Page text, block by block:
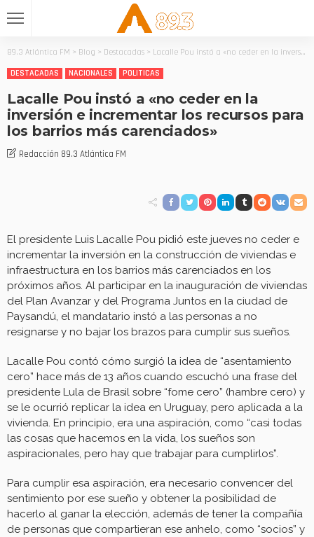
89.3 Atlántica FM > Blog > Destacadas > Lacalle Pou instó a «no ceder en la inversión e incrementar los recursos para los barrios más carenciados»
DESTACADAS
NACIONALES POLITICAS
Lacalle Pou instó a «no ceder en la
inversión e incrementar los recursos para
los barrios más carenciados»
Redacción 89.3 Atlántica FM
El presidente Luis Lacalle Pou pidió este jueves no ceder e
incrementar la inversión en la construcción de viviendas e
infraestructura en los barrios más carenciados en los
próximos años. Al participar en la inauguración de viviendas
del Plan Avanzar y del Programa Juntos en la ciudad de
Paysandú, el mandatario instó a las personas a no
resignarse y no bajar los brazos para cumplir sus sueños.
Lacalle Pou contó cómo surgió la idea de “asentamiento
cero” hace más de 13 años cuando escuchó una frase del
presidente Lula de Brasil sobre “fome cero” (hambre cero) y
se le ocurrió replicar la idea en Uruguay, pero aplicada a la
vivienda. En principio, era una aspiración, como “casi todas
las cosas que hacemos en la vida, los sueños son
aspiracionales, pero hay que trabajar para cumplirlos”.
Para cumplir esa aspiración, era necesario convencer del
sentimiento por ese sueño y obtener la posibilidad de
hacerlo al ganar la elección, además de tener la compañía
de personas que compartieran ese anhelo, como “socios” y